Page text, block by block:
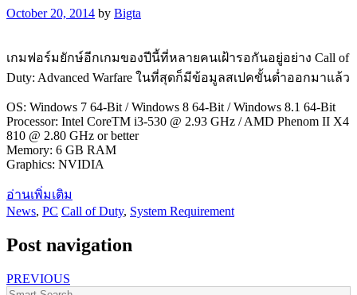
October 20, 2014 by Bigta
เกมฟอร์มยักษ์อีกเกมของปีนี้ที่หลายคนเฝ้ารอกันอยู่อย่าง Call of
Duty: Advanced Warfare ในที่สุดก็มีข้อมูลสเปคขั้นต่ำออกมาแล้ว
OS: Windows 7 64-Bit / Windows 8 64-Bit / Windows 8.1 64-Bit
Processor: Intel CoreTM i3-530 @ 2.93 GHz / AMD Phenom II X4
810 @ 2.80 GHz or better
Memory: 6 GB RAM
Graphics: NVIDIA
อ่านเพิ่มเติม
News, PC Call of Duty, System Requirement
Post navigation
PREVIOUS